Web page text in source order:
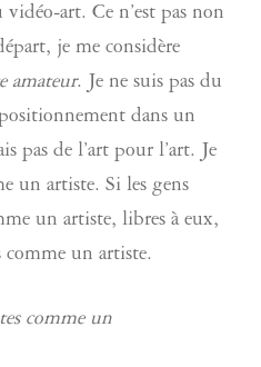
vidéo-art. Ce n’est pas non
je me considère
amateur. Je ne suis pas du
dans un
pas de l’art pour l’art. Je
un artiste. Si les gens
un artiste, libres à eux,
comme un artiste.
comme un